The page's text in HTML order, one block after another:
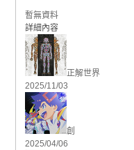
暫無資料
詳細內容
正解世界
2025/11/03
創
2025/04/06